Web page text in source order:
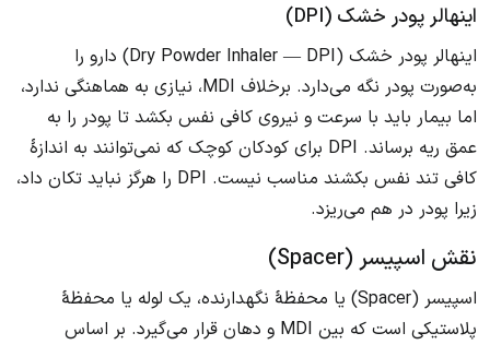
اینهالر پودر خشک (DPI)
اینهالر پودر خشک (Dry Powder Inhaler — DPI) دارو را
به‌صورت پودر نگه می‌دارد. برخلاف MDI، نیازی به هماهنگی ندارد،
اما بیمار باید با سرعت و نیروی کافی نفس بکشد تا پودر را به
عمق ریه برساند. DPI برای کودکان کوچک که نمی‌توانند به اندازهٔ
کافی تند نفس بکشند مناسب نیست. DPI را هرگز نباید تکان داد،
زیرا پودر در هم می‌ریزد.
نقش اسپیسر (Spacer)
اسپیسر (Spacer) یا محفظهٔ نگهدارنده، یک لوله یا محفظهٔ
پلاستیکی است که بین MDI و دهان قرار می‌گیرد. بر اساس